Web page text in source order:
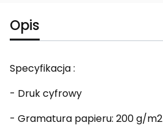
Opis
Specyfikacja :
- Druk cyfrowy
- Gramatura papieru: 200 g/m2